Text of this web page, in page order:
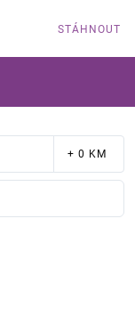
STÁHNOUT
+ 0 KM